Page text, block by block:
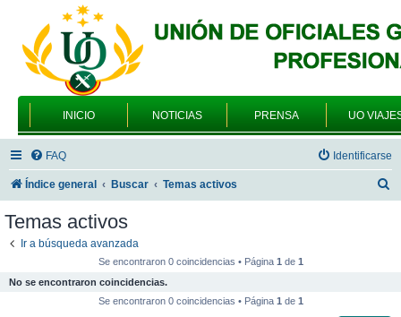
INICIO NOTICIAS PRENSA UO
FAQ Identificarse
Índice general Buscar Temas activos
Temas activos
Ir a búsqueda avanzada
Se encontraron 0 coincidencias • Página 1de 1
No se encontraron coincidencias.
Se encontraron 0 coincidencias • Página 1de 1